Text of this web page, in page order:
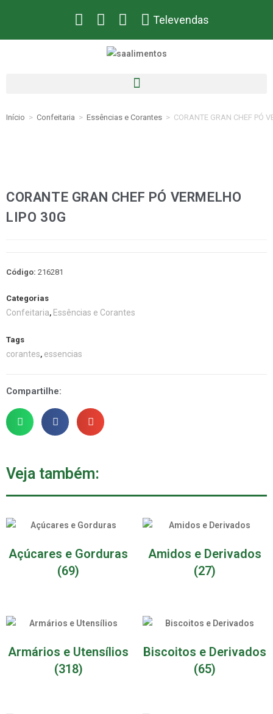
Televendas
Início > Confeitaria > Essências e Corantes > CORANTE GRAN CHEF PÓ
CORANTE GRAN CHEF PÓ VERMELHO
LIPO 30G
Código: 216281
Categorias
Confeitaria, Essências e Corantes
Tags
corantes, essencias
Compartilhe:
Veja também:
Açúcares e Gorduras
(69)
Amidos e Derivados
(27)
Armários e Utensílios
(318)
Biscoitos e Derivados
(65)